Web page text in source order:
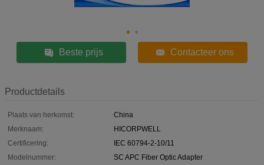
Beste prijs Contacteer ons
Productdetails
Plaats van herkomst:
China
Merknaam:
HICORPWELL
Certificering:
IEC 60794-2-10/11
Modelnummer:
SC APC Fiber Optic Adapter